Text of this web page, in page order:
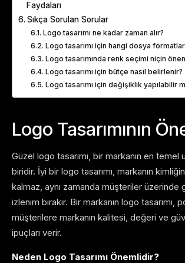
Faydaları
Sıkça Sorulan Sorular
Logo tasarımı ne kadar zaman alır?
Logo tasarımı için hangi dosya formatları
Logo tasarımında renk seçimi niçin
Logo tasarımı için bütçe nasıl belirlenir?
Logo tasarımı için değişiklik yapılabilir
Logo Tasarımının
Güzel logo tasarımı, bir markanın en temel
biridir. İyi bir logo tasarımı, markanın
kalmaz, aynı zamanda müşteriler üzerinde
izlenim bırakır. Bir markanın logo tasarımı,
müşterilere markanın kalitesi, değeri ve
ipuçları verir.
Neden Logo Tasarımı Önemlidir?